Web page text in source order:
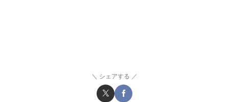
シェアする